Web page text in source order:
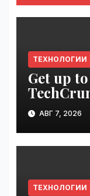
ТЕХНОЛОГИИ
Get up
until
АВГ 7, 2026
ТЕХНОЛОГИИ